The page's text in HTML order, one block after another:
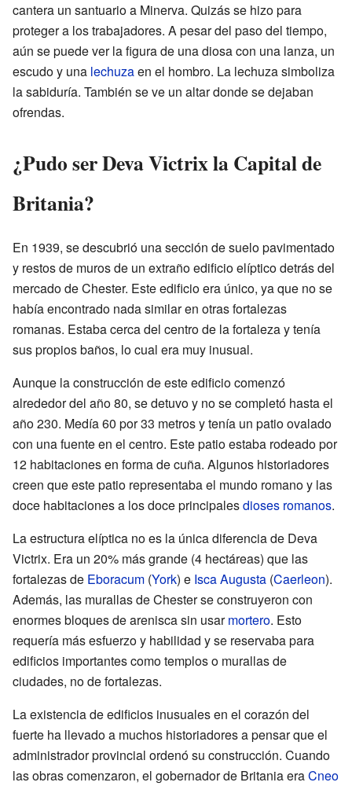
cantera un santuario a Minerva. Quizás se hizo para
proteger a los trabajadores. A pesar del paso del tiempo,
aún se puede ver la figura de una diosa con una lanza, un
escudo y una lechuzaen el hombro. La lechuza simboliza
la sabiduría. También se ve un altar donde se dejaban
ofrendas.
¿Pudo ser Deva Victrix la Capital de
Britania?
En 1939, se descubrió una sección de suelo pavimentado
y restos de muros de un extraño edificio elíptico detrás del
mercado de Chester. Este edificio era único, ya que no se
había encontrado nada similar en otras fortalezas
romanas. Estaba cerca del centro de la fortaleza y tenía
sus propios baños, lo cual era muy inusual.
Aunque la construcción de este edificio comenzó
alrededor del año 80, se detuvo y no se completó hasta el
año 230. Medía 60 por 33 metros y tenía un patio ovalado
con una fuente en el centro. Este patio estaba rodeado por
12 habitaciones en forma de cuña. Algunos historiadores
creen que este patio representaba el mundo romano y las
doce habitaciones a los doce principalesdioses romanos.
La estructura elíptica no es la única diferencia de Deva
Victrix. Era un 20% más grande (4 hectáreas) que las
fortalezas de Eboracum (York) e Isca Augusta (Caerleon).
Además, las murallas de Chester se construyeron con
enormes bloques de arenisca sin usarmortero. Esto
requería más esfuerzo y habilidad y se reservaba para
edificios importantes como templos o murallas de
ciudades, no de fortalezas.
La existencia de edificios inusuales en el corazón del
fuerte ha llevado a muchos historiadores a pensar que el
administrador provincial ordenó su construcción. Cuando
las obras comenzaron, el gobernador de Britania eraCneo